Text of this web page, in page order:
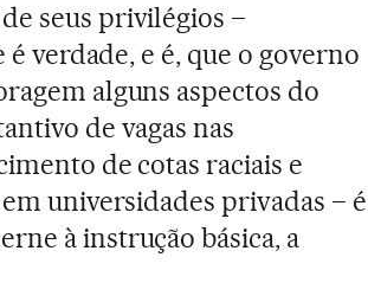
seus privilégios –
verdade, e é, que o governo
alguns aspectos do
de vagas nas
de cotas raciais e
universidades privadas – é
à instrução básica, a